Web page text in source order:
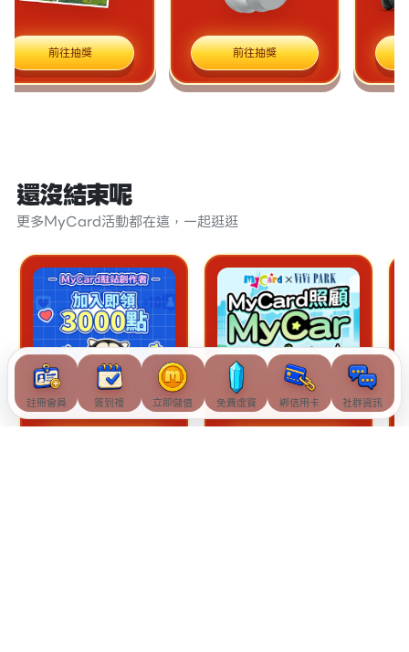
前往抽獎 前往抽獎
還沒結束呢
更多MyCard活動都在這，一起逛逛
註冊會員 簽到禮 立即儲值 免費虛寶 綁信用卡 社群資訊